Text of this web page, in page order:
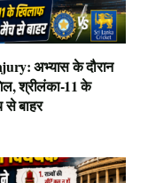
अभ्यास के दौरान
श्रीलंका-11 के
से बाहर